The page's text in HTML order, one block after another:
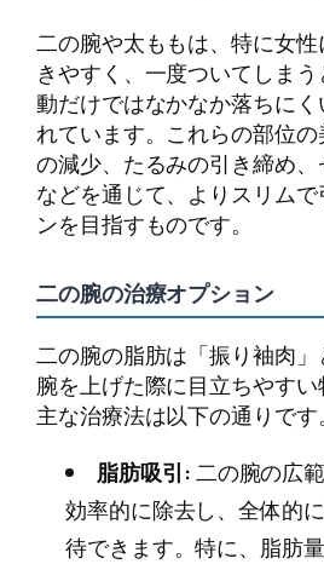
二の腕や太ももは、特に女
きやすく、一度ついてしま
動だけではなかなか落ちに
れています。これらの部位
の減少、たるみの引き締め
などを通じて、よりスリム
ンを目指すものです。
二の腕の治療オプション
二の腕の脂肪は「振り袖肉
腕を上げた際に目立ちやすい
主な治療法は以下の通りです。
脂肪吸引:二の腕の広
効率的に除去し、全体的
待できます。特に、脂肪